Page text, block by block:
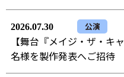
2026.07.30 公演
【舞台『メイジ・ザ・キ
名様を製作発表へご招待